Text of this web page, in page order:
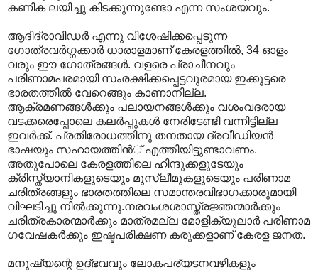
കണിക ലയിച്ചു കിടക്കുന്നുണ്ടോ എന്ന സംശയവും.
ആദിദ്രാവിഡര്‍ എന്നു വിശേഷിക്കപ്പെടുന്ന
ഗോത്രവര്‍ഗ്ഗക്കാര്‍ ധാരാളമാണ് കേരളത്തില്‍, 34 ഓളം
വരും ഈ ഗോത്രങ്ങള്‍. വളരെ പ്രാചീനവും
പരിണാമപരമായി സംരക്ഷിക്കപ്പെട്ടവുരമായ ഇക്കൂട്ടരെ
ഭാരതത്തില്‍ വേറെങ്ങും കാണാനില്ല.
ആക്രമണങ്ങള്‍ക്കും പലായനങ്ങള്‍ക്കും വശംവദരായ
വടക്കരെപ്പോലെ കലര്‍പ്പുകള്‍ നേരിടേണ്ടി വന്നിട്ടില്ല
ഇവര്‍ക്ക്. പ്രതിരോധത്തിനു തനതായ ദ്രവീഡിയന്‍
ഭാഷയും സഹായത്തിന്‍് എത്തിയിട്ടുണ്ടാവണം.
അതുപോലെ കേരളത്തിലെ ഹിന്ദുക്കളുടേയും
ക്രിസ്ത്യാനികളുടെയും മുസ്ലീമുകളുടെയും പരിണാമ
ചരിത്രങ്ങളും ഭാരതത്തിലെ സമാന്തരവിഭാഗക്കാരുമായി
വിഘടിച്ചു നില്‍ക്കുന്നു.നരവംശശാസ്ത്രജ്ഞന്മാര്‍ക്കും
ചരിത്രകാരന്മാര്‍ക്കും മാത്രമല്ല മോളിക്യുലാര്‍‍ പരിണാമ
ഗവേഷകര്‍ക്കും ഇഷ്ടപരീക്ഷണ കരുക്കളാണ് കേരള ജനത.
മനുഷ്യന്റെ ഉദ്ഭവവും ലോകപര്യടനവഴികളും